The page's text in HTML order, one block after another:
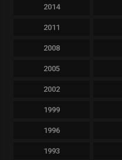
2014
2011
2008
2005
2002
1999
1996
1993